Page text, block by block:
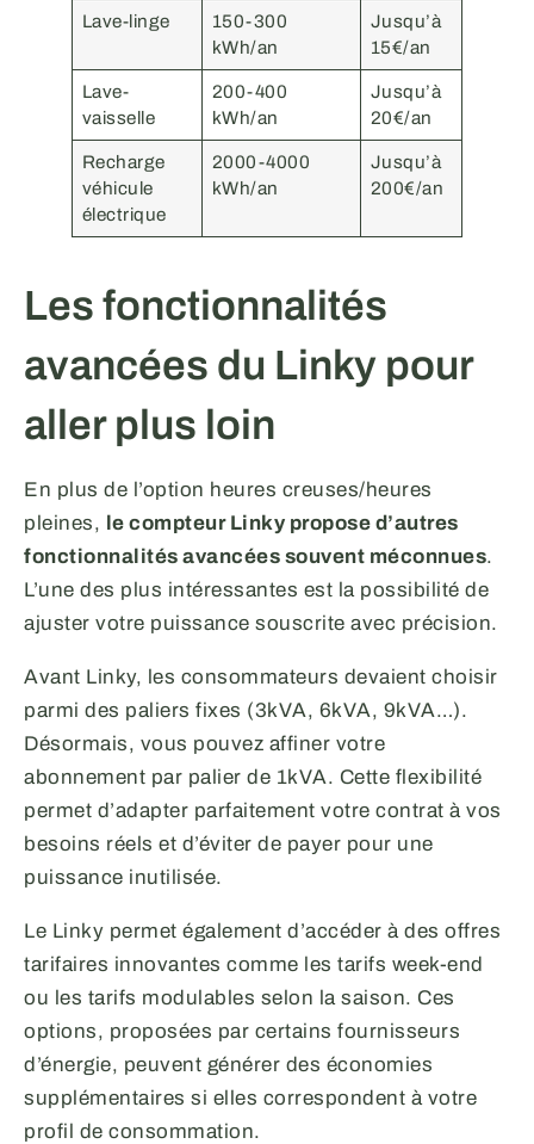
Lave-linge
150-300
kWh/an
Jusqu’à
15€/an
Lave-
vaisselle
200-400
kWh/an
Jusqu’à
20€/an
Recharge
véhicule
électrique
2000-4000
kWh/an
Jusqu’à
200€/an
Les fonctionnalités
avancées du Linky pour
aller plus loin
En plus de l’option heures creuses/heures
pleines, le compteur Linky propose d’autres
fonctionnalités avancées souvent méconnues.
L’une des plus intéressantes est la possibilité de
ajuster votre puissance souscrite avec précision.
Avant Linky, les consommateurs devaient choisir
parmi des paliers fixes (3kVA, 6kVA, 9kVA…).
Désormais, vous pouvez affiner votre
abonnement par palier de 1kVA. Cette flexibilité
permet d’adapter parfaitement votre contrat à vos
besoins réels et d’éviter de payer pour une
puissance inutilisée.
Le Linky permet également d’accéder à des offres
tarifaires innovantes comme les tarifs week-end
ou les tarifs modulables selon la saison. Ces
options, proposées par certains fournisseurs
d’énergie, peuvent générer des économies
supplémentaires si elles correspondent à votre
profil de consommation.